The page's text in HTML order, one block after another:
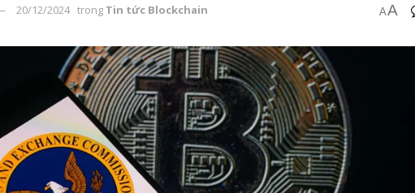
20/12/2024 trong Tin tức Blockchain AA